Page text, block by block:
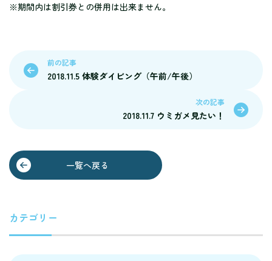
※期間内は割引券との併用は出来ません。
前の記事
2018.11.5 体験ダイビング（午前/午後）
次の記事
2018.11.7 ウミガメ見たい！
一覧へ戻る
カテゴリー